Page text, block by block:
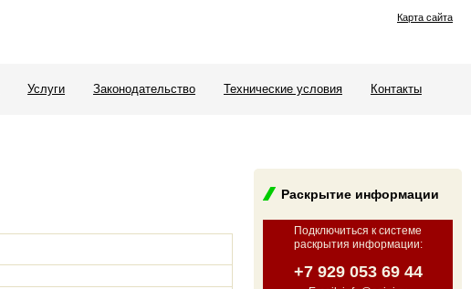
Карта сайта
Услуги Законодательство Технические условия
Контакты
Раскрытие информации
Подключиться к системе
раскрытия информации:
+7 929 053 69 44